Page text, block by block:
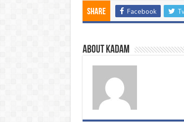
Share Facebook
About Kadam